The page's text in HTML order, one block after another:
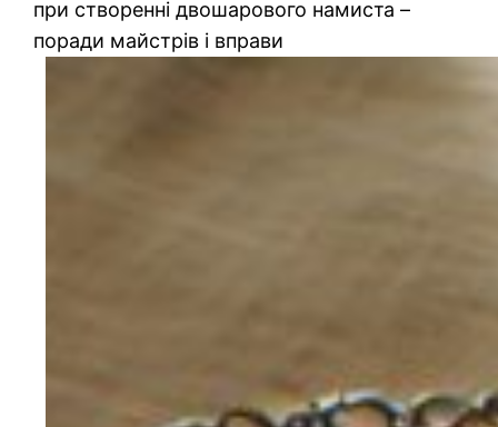
при створенні двошарового намиста –
поради майстрів і вправи